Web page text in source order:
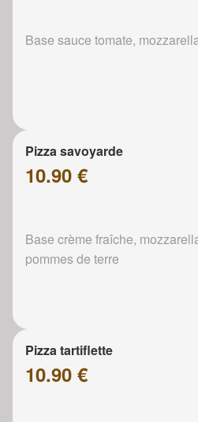
Base sauce tomate,
Pizza savoyarde
10.90 €
Base crème fraîche,
pommes de terre
Pizza tartiflette
10.90 €